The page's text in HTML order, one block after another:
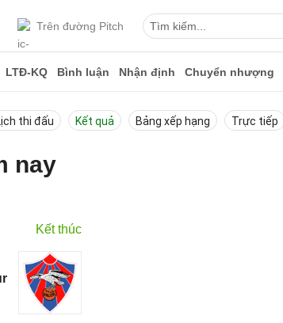
Trên đường Pitch
LTĐ-KQ Bình luận Nhận định Chuyển nhượng
thi đấu Kết quả Bảng xếp hạng Trực tiếp
nay
Kết thúc